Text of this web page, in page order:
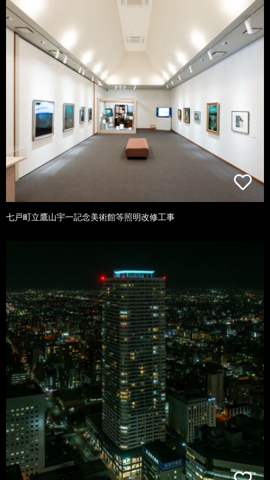
七戸町立鷹山宇一記念美術館等照明改修工事